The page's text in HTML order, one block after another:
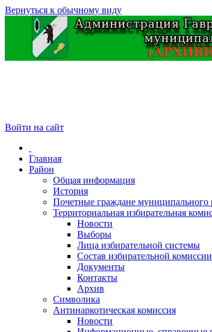
Вернуться к обычному виду
Войти на сайт
Главная
Район
Общая информация
История
Почетные граждане муниципального
Территориальная избирательная
Новости
Выборы
Лица избирательной системы
Состав избирательной комиссии
Документы
Контакты
Архив
Символика
Антинаркотическая комиссия
Новости